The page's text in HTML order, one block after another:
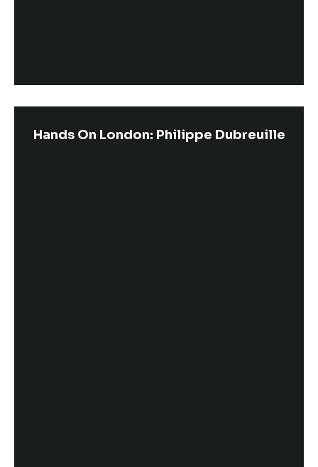
Hands On London: Philippe Dubreuille